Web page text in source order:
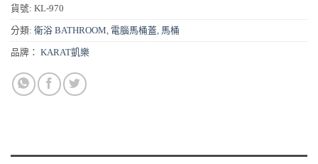
貨號: KL-970
分類: 衛浴 BATHROOM, 電腦馬桶蓋, 馬桶
品牌： KARAT凱樂